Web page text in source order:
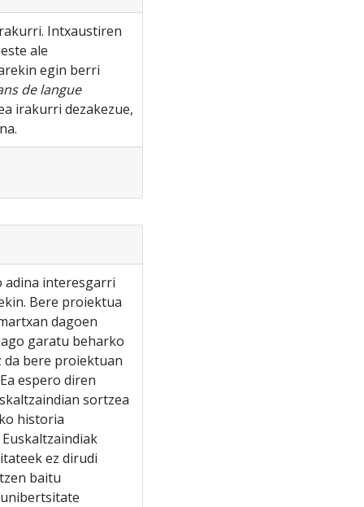
Intxaustiren
ale
egin berri
de langue
irakurri dezakezue,
adina interesgarri
Bere proiektua
dagoen
garatu beharko
da bere proiektuan
espero diren
sortzea
historia
ez dirudi
baitu